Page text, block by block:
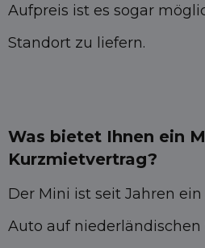
Aufpreis ist es sogar
Standort zu liefern.
Was bietet Ihnen ein
Kurzmietvertrag?
Der Mini ist seit Jahren
Auto auf niederländischen